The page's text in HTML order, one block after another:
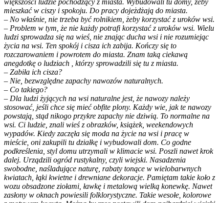
mieszkać w ciszy i spokoju. Do pracy dojeżdżają do miasta.
– No właśnie, nie trzeba być rolnikiem, żeby korzystać z uroków wsi.
– Problem w tym, że nie każdy potrafi korzystać z uroków wsi. Wielu
ludzi sprowadza się na wieś, nie znając ducha wsi i nie rozumiejąc
życia na wsi. Ten spokój i cisza ich zabija. Kończy się to
rozczarowaniem i powrotem do miasta. Znam taką ciekawą
anegdotkę o ludziach , którzy sprowadzili się tu z miasta.
– Zabiła ich cisza?
– Nie, bezwzględne zapachy nawozów naturalnych.
– Co takiego?
– Dla ludzi żyjących na wsi naturalne jest, że nawozy należy
stosować, jeśli chce się mieć obfite plony. Każdy wie, jak te nawozy
powstają, stąd nikogo przykre zapachy nie dziwią. To normalne na
wsi. Ci ludzie, znali wieś z obrazków, książek, weekendowych
wypadów. Kiedy zaczęła się moda na życie na wsi i pracę w
mieście, oni zakupili tu działkę i wybudowali dom. Co godne
podkreślenia, styl domu utrzymali w klimacie wsi. Poszli nawet krok
dalej. Urządzili ogród rustykalny, czyli wiejski. Nasadzenia
swobodne, naśladujące naturę, rabaty tonące w wielobarwnych
kwiatach, łąki kwietne i drewniane dekoracje. Pamiętam takie koło z
wozu obsadzone ziołami, ławkę i metalową wielką konewkę. Nawet
zasłony w oknach powiesili folklorystyczne. Takie wesołe, kolorowe